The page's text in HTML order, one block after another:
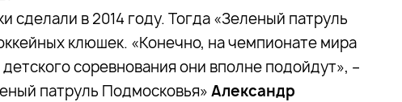
сделали в 2014 году. Тогда «Зеленый патруль
клюшек. «Конечно, на чемпионате мира
соревнования они вполне подойдут», –
патруль Подмосковья» Александр